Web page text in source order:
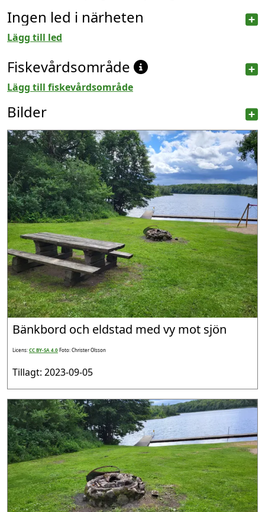
Ingen led i närheten
Lägg till led
Fiskevårdsområde
Lägg till fiskevårdsområde
Bilder
Bänkbord och eldstad med vy mot sjön
Licens:CC BY-SA 4.0Foto: Christer Olsson
Tillagt: 2023-09-05